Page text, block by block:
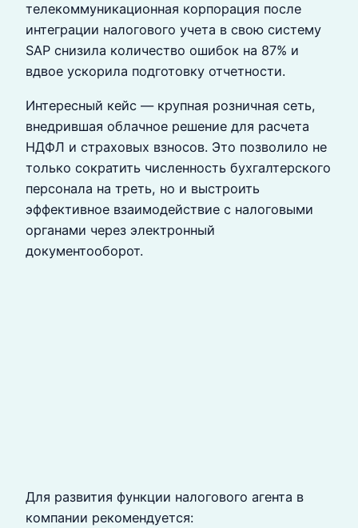
телекоммуникационная корпорация после
интеграции налогового учета в свою систему
SAP снизила количество ошибок на 87% и
вдвое ускорила подготовку отчетности.
Интересный кейс — крупная розничная сеть,
внедрившая облачное решение для расчета
НДФЛ и страховых взносов. Это позволило не
только сократить численность бухгалтерского
персонала на треть, но и выстроить
эффективное взаимодействие с налоговыми
органами через электронный
документооборот.
Для развития функции налогового агента в
компании рекомендуется: